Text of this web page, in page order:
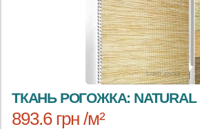
ТКАНЬ РОГОЖКА: NATURAL
893.6 грн /м²